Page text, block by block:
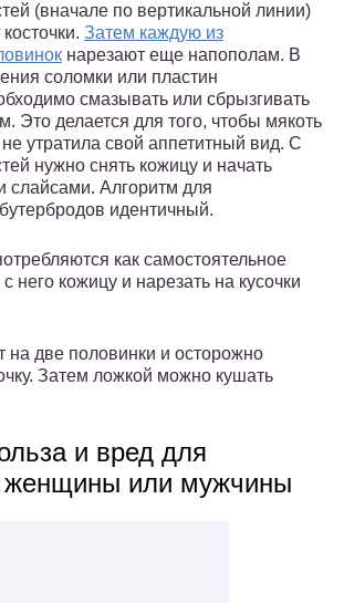
(вначале по вертикальной линии)
Затем каждую из
нарезают еще напополам. В
соломки или пластин
смазывать или сбрызгивать
Это делается для того, чтобы мякоть
утратила свой аппетитный вид. С
нужно снять кожицу и начать
слайсами. Алгоритм для
идентичный.
как самостоятельное
него кожицу и нарезать на кусочки
на две половинки и осторожно
Затем ложкой можно кушать
и вред для
женщины или мужчины